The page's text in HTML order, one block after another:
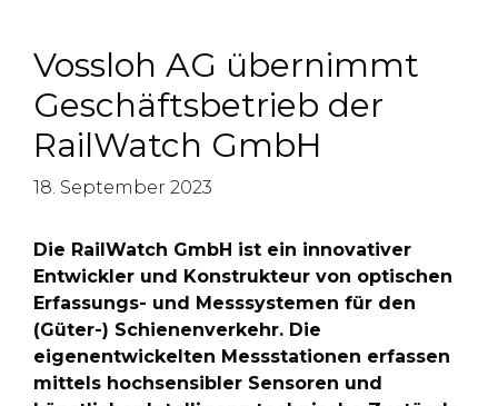
Vossloh AG übernimmt
Geschäftsbetrieb der
RailWatch GmbH
18. September 2023
Die RailWatch GmbH ist ein innovativer
Entwickler und Konstrukteur von optischen
Erfassungs- und Messsystemen für den
(Güter-) Schienenverkehr. Die
eigenentwickelten Messstationen erfassen
mittels hochsensibler Sensoren und